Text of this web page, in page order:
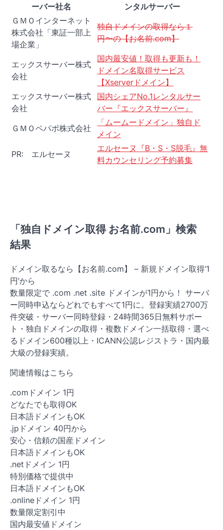
ーバー社名
ンタルサーバー
ＧＭＯインターネット
株式会社「東証一部上
場企業」
独自ドメインの取得なら１
円〜の【お名前.com】
エックスサーバー株式
会社
国内最安値！取得も更新も！
ドメイン名取得サービス
【Xserverドメイン】
エックスサーバー株式
会社
国内シェアNo.1レンタルサー
バー『エックスサーバー』
ＧＭＯペパボ株式会社
「ムームードメイン」独自ド
メイン
PR: エルセーヌ
エルセーヌ『B・S・S脱毛』無
料カウンセリング予約募集
「独自ドメイン取得 お名前.com」検索
結果
ドメイン取るなら【お名前.com】 – 新規ドメイン取得‘1
円‘から
数量限定で .com .net .site ドメインが1円から！ サーバ
ー同時申込ならどれでもすべて1円に。登録実績2700万
件突破・サーバー同時登録・24時間365日無料サポー
ト・独自ドメインの取得・複数ドメイン一括取得・選べ
るドメイン600種以上・ICANN公認レジストラ・国内最
大級の登録実績。
関連情報はこちら
.comドメイン 1円
どなたでも取得OK
日本語ドメインもOK
.jpドメイン 40円から
安心・信頼の国産ドメイン
日本語ドメインもOK
.netドメイン 1円
特別価格で提供中
日本語ドメインもOK
.onlineドメイン 1円
数量限定割引中
国内最安値ドメイン